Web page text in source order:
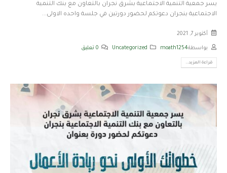
يسر جمعية التنمية الاجتماعية بشرق نجران بالتعاون مع بنك التنمية
الاجتماعية بنجران دعوتكم لحضور دورتين في جلسة واحده الاولى...
أكتوبر 7, 2021
بواسطةmoath1254
Uncategorized 0 تعليق
قراءة المزيد...